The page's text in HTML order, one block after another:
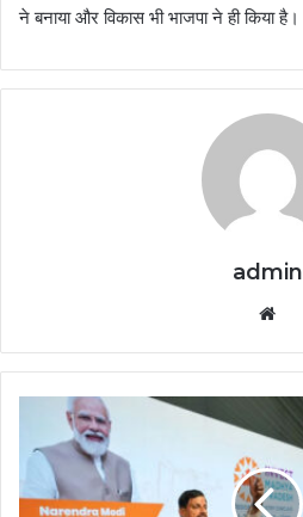
ने बनाया और विकास भी भाजपा ने ही किया है।
admin